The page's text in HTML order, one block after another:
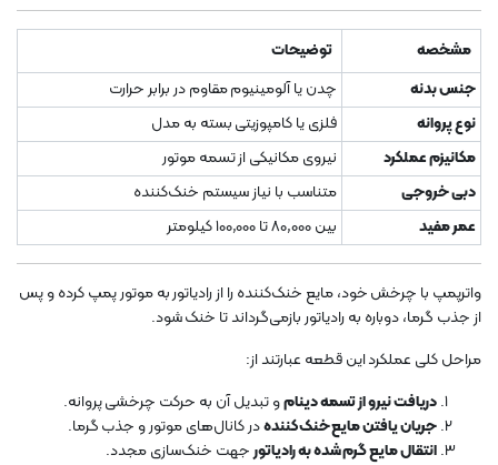
مشخصه
توضیحات
جنس بدنه
چدن یا آلومینیوم مقاوم در برابر حرارت
نوع پروانه
فلزی یا کامپوزیتی بسته به مدل
مکانیزم عملکرد
نیروی مکانیکی از تسمه موتور
دبی خروجی
متناسب با نیاز سیستم خنک‌کننده
عمر مفید
بین 80,000 تا 100,000 کیلومتر
واترپمپ با چرخش خود، مایع خنک‌کننده را از رادیاتور به موتور پمپ کرده و پس
از جذب گرما، دوباره به رادیاتور بازمی‌گرداند تا خنک شود.
مراحل کلی عملکرد این قطعه عبارتند از:
دریافت نیرو از تسمه دینامو تبدیل آن به حرکت چرخشی پروانه.
جریان یافتن مایع خنک‌کنندهدر کانال‌های موتور و جذب گرما.
انتقال مایع گرم شده به رادیاتورجهت خنک‌سازی مجدد.